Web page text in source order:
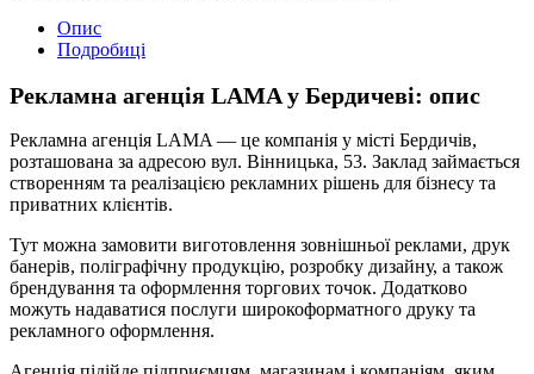
Опис
Подробиці
Рекламна агенція LAMA у Бердичеві: опис
Рекламна агенція LAMA — це компанія у місті Бердичів,
розташована за адресою вул. Вінницька, 53. Заклад займається
створенням та реалізацією рекламних рішень для бізнесу та
приватних клієнтів.
Тут можна замовити виготовлення зовнішньої реклами, друк
банерів, поліграфічну продукцію, розробку дизайну, а також
брендування та оформлення торгових точок. Додатково
можуть надаватися послуги широкоформатного друку та
рекламного оформлення.